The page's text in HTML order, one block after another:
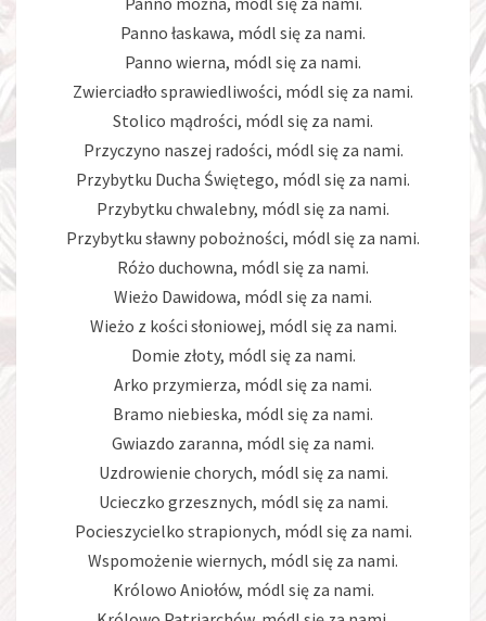
Panno łaskawa, módl się za nami.
Panno wierna, módl się za nami.
Zwierciadło sprawiedliwości, módl się za nami.
Stolico mądrości, módl się za nami.
Przyczyno naszej radości, módl się za nami.
Przybytku Ducha Świętego, módl się za nami.
Przybytku chwalebny, módl się za nami.
Przybytku sławny pobożności, módl się za nami.
Różo duchowna, módl się za nami.
Wieżo Dawidowa, módl się za nami.
Wieżo z kości słoniowej, módl się za nami.
Domie złoty, módl się za nami.
Arko przymierza, módl się za nami.
Bramo niebieska, módl się za nami.
Gwiazdo zaranna, módl się za nami.
Uzdrowienie chorych, módl się za nami.
Ucieczko grzesznych, módl się za nami.
Pocieszycielko strapionych, módl się za nami.
Wspomożenie wiernych, módl się za nami.
Królowo Aniołów, módl się za nami.